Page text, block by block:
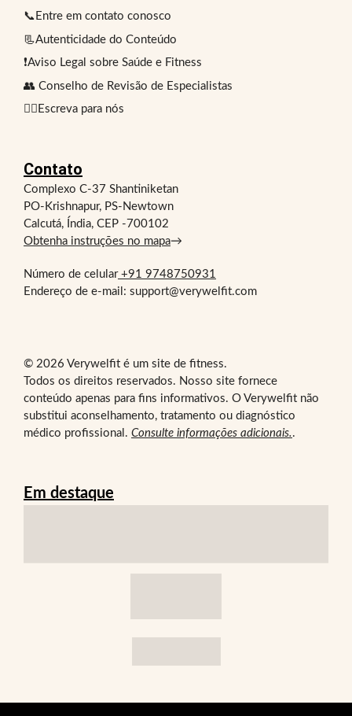
📞Entre em contato conosco
📃Autenticidade do Conteúdo
❗Aviso Legal sobre Saúde e Fitness
👥 Conselho de Revisão de Especialistas
✍🏻Escreva para nós
Contato
Complexo C-37 Shantiniketan
PO-Krishnapur, PS-Newtown
Calcutá, Índia, CEP -700102
Obtenha instruções no mapa→
Número de celular+91 9748750931
Endereço de e-mail: support@verywelfit.com
© 2026 Verywelfit é um site de fitness.
Todos os direitos reservados. Nosso site fornece
conteúdo apenas para fins informativos. O Verywelfit não
substitui aconselhamento, tratamento ou diagnóstico
médico profissional. Consulte informações adicionais..
Em destaque